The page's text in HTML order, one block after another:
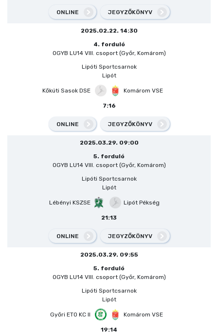
ONLINE JEGYZŐKÖNYV
2025.02.22. 14:30
4. forduló
OGYB LU14 VIII. csoport (Győr, Komárom)
Lipóti Sportcsarnok
Lipót
Kőkúti Sasok DSE Komárom VSE
7:16
ONLINE JEGYZŐKÖNYV
2025.03.29. 09:00
5. forduló
OGYB LU14 VIII. csoport (Győr, Komárom)
Lipóti Sportcsarnok
Lipót
Lébényi KSZSE Lipót Pékség
21:13
ONLINE JEGYZŐKÖNYV
2025.03.29. 09:55
5. forduló
OGYB LU14 VIII. csoport (Győr, Komárom)
Lipóti Sportcsarnok
Lipót
Győri ETO KC II Komárom VSE
19:14